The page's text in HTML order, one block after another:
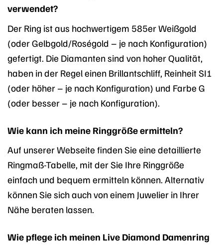
verwendet?
Der Ring ist aus hochwertigem 585er Weißgold
(oder Gelbgold/Roségold – je nach Konfiguration)
gefertigt. Die Diamanten sind von hoher Qualität,
haben in der Regel einen Brillantschliff, Reinheit SI1
(oder höher – je nach Konfiguration) und Farbe G
(oder besser – je nach Konfiguration).
Wie kann ich meine Ringgröße ermitteln?
Auf unserer Webseite finden Sie eine detaillierte
Ringmaß-Tabelle, mit der Sie Ihre Ringgröße
einfach und bequem ermitteln können. Alternativ
können Sie sich auch von einem Juwelier in Ihrer
Nähe beraten lassen.
Wie pflege ich meinen Live Diamond Damenring